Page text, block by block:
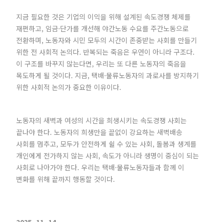
지금 필요한 것은 기업의 이익을 위해 설계된 속도경쟁 체제를
재편하고, 임금·단가를 개선해 야간노동 수요를 주간노동으로
전환하며, 노동자와 시민 모두의 시간이 존중받는 사회를 만들기
위한 전 사회적 논의다. 반복되는 죽음은 우연이 아니라 구조다.
이 구조를 바꾸지 않는다면, 우리는 또 다른 노동자의 죽음을
목도하게 될 것이다. 지금, 택배·물류노동자의 과로사를 방지하기
위한 사회적 논의가 중요한 이유이다.
노동자의 새벽과 여성의 시간을 희생시키는 속도경쟁 사회는
끝나야 한다. 노동자의 희생만을 끝없이 강요하는 새벽배송
사회를 멈추고, 모두가 안전하게 쉴 수 있는 사회, 돌봄과 생계를
개인에게 전가하지 않는 사회, 속도가 아니라 생명이 중심이 되는
사회로 나아가야 한다. 우리는 택배·물류노동자들과 함께 이
변화를 위해 끝까지 행동할 것이다.